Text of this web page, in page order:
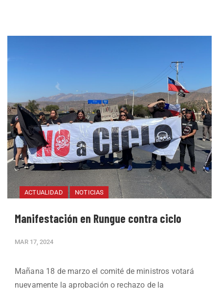
ACTUALIDAD NOTICIAS
Manifestación en Rungue contra ciclo
MAR 17, 2024
Mañana 18 de marzo el comité de ministros votará
nuevamente la aprobación o rechazo de la